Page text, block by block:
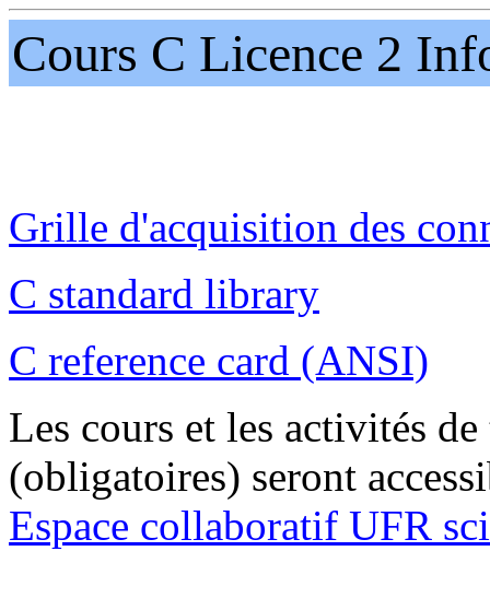
Cours C Licence 2
Grille d'acquisition des
C standard library
C reference card (ANSI)
Les cours et les activités
(obligatoires) seront
Espace collaboratif UFR